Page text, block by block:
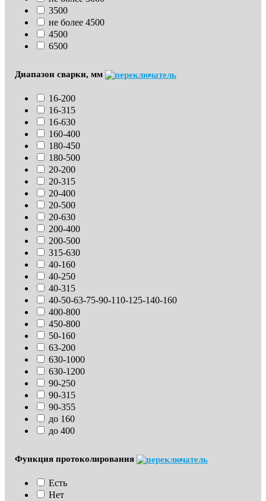
3500
не более 4500
4500
6500
Диапазон сварки, мм
16-200
16-315
16-630
160-400
180-450
180-500
20-200
20-315
20-400
20-500
20-630
200-400
200-500
315-630
40-160
40-250
40-315
40-50-63-75-90-110-125-140-160
400-800
450-800
50-160
63-200
630-1000
630-1200
90-250
90-315
90-355
до 160
до 400
Функция протоколирования
Есть
Нет